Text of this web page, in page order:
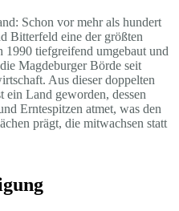
Schon vor mehr als hundert
Bitterfeld eine der größten
1990 tiefgreifend umgebaut und
Magdeburger Börde seit
Aus dieser doppelten
Land geworden, dessen
Erntespitzen atmet, was den
prägt, die mitwachsen statt